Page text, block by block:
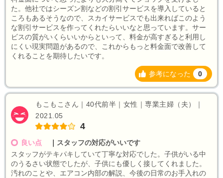
た。他社ではシーズン割などの割引サービスを導入していると
ころもあるそうなので、スカイサービスでも出来ればこのよう
な割引サービスを作ってくれたらいいなと思っています。サー
ビスの質がいくらいいからといって、料金が高すぎると利用し
にくい現実問題があるので、これからもっと料金面で改善して
くれることを期待したいです。
参考になった 0
もこもこさん｜40代前半｜女性｜専業主婦（夫）｜
2021.05
4
良い点
スタッフの対応がいいです
スタッフがテキパキしていて丁寧な対応でした。子供がいる中
のうるさい状態でしたが、子供にも優しく接してくれました。
汚れのことや、エアコン内部の解説、今後の日常のお手入れの